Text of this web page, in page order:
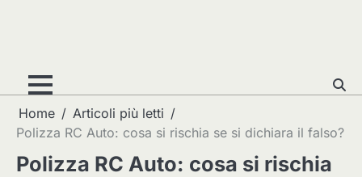
Home
Articoli più letti
Polizza RC Auto: cosa si rischia se si dichiara il falso?
Polizza RC Auto: cosa si rischia